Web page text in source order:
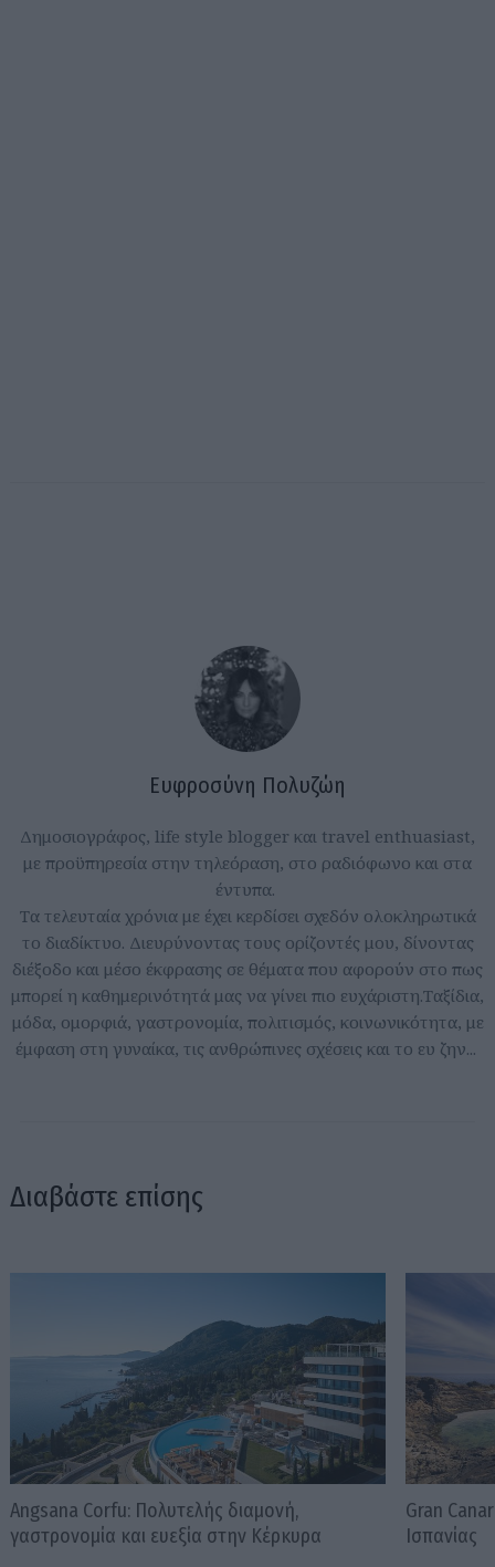
Ευφροσύνη Πολυζώη
Δημοσιογράφος, life style blogger και travel enthuasiast,
με προϋπηρεσία στην τηλεόραση, στο ραδιόφωνο και στα
έντυπα.
Τα τελευταία χρόνια με έχει κερδίσει σχεδόν ολοκληρωτικά
το διαδίκτυο. Διευρύνοντας τους ορίζοντές μου, δίνοντας
διέξοδο και μέσο έκφρασης σε θέματα που αφορούν στο πως
μπορεί η καθημερινότητά μας να γίνει πιο ευχάριστη.Ταξίδια,
μόδα, ομορφιά, γαστρονομία, πολιτισμός, κοινωνικότητα, με
έμφαση στη γυναίκα, τις ανθρώπινες σχέσεις και το ευ ζην...
Διαβάστε επίσης
Angsana Corfu: Πολυτελής διαμονή,
γαστρονομία και ευεξία στην Κέρκυρα
Gran
Ισπανίας